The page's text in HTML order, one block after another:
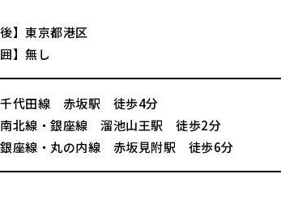
後】東京都港区
】無し
千代田線 赤坂駅 徒歩4分
南北線・銀座線 溜池山王駅 徒歩2分
銀座線・丸の内線 赤坂見附駅 徒歩6分